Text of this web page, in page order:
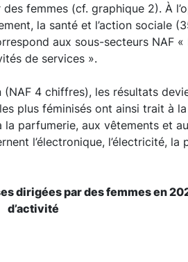
femmes (cf. graphique 2). À
la santé et l’action sociale
aux sous-secteurs NAF
de services ».
(NAF 4 chiffres), les résultats
plus féminisés ont ainsi trait à
parfumerie, aux vêtements et
l’électronique, l’électricité, la
dirigées par des femmes en
d’activité